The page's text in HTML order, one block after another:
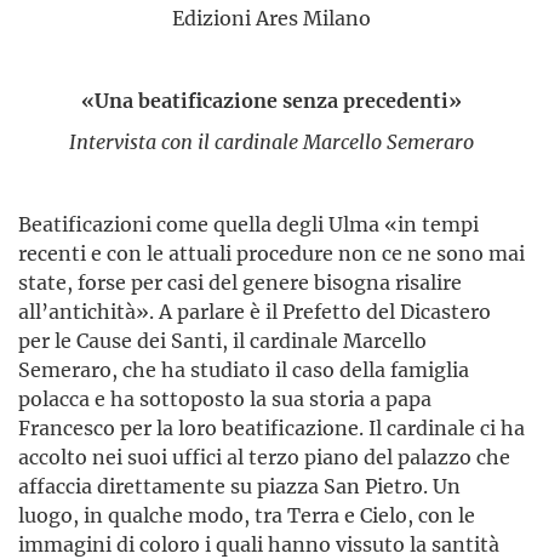
Edizioni Ares Milano
«Una beatificazione senza precedenti»
Intervista con il cardinale Marcello Semeraro
Beatificazioni come quella degli Ulma «in tempi
recenti e con le attuali procedure non ce ne sono mai
state, forse per casi del genere bisogna risalire
all’antichità». A parlare è il Prefetto del Dicastero
per le Cause dei Santi, il cardinale Marcello
Semeraro, che ha studiato il caso della famiglia
polacca e ha sottoposto la sua storia a papa
Francesco per la loro beatificazione. Il cardinale ci ha
accolto nei suoi uffici al terzo piano del palazzo che
affaccia direttamente su piazza San Pietro. Un
luogo, in qualche modo, tra Terra e Cielo, con le
immagini di coloro i quali hanno vissuto la santità